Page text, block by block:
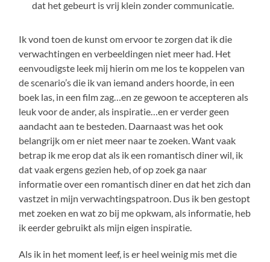
dat het gebeurt is vrij klein zonder communicatie.
Ik vond toen de kunst om ervoor te zorgen dat ik die
verwachtingen en verbeeldingen niet meer had. Het
eenvoudigste leek mij hierin om me los te koppelen van
de scenario’s die ik van iemand anders hoorde, in een
boek las, in een film zag…en ze gewoon te accepteren als
leuk voor de ander, als inspiratie…en er verder geen
aandacht aan te besteden. Daarnaast was het ook
belangrijk om er niet meer naar te zoeken. Want vaak
betrap ik me erop dat als ik een romantisch diner wil, ik
dat vaak ergens gezien heb, of op zoek ga naar
informatie over een romantisch diner en dat het zich dan
vastzet in mijn verwachtingspatroon. Dus ik ben gestopt
met zoeken en wat zo bij me opkwam, als informatie, heb
ik eerder gebruikt als mijn eigen inspiratie.
Als ik in het moment leef, is er heel weinig mis met die